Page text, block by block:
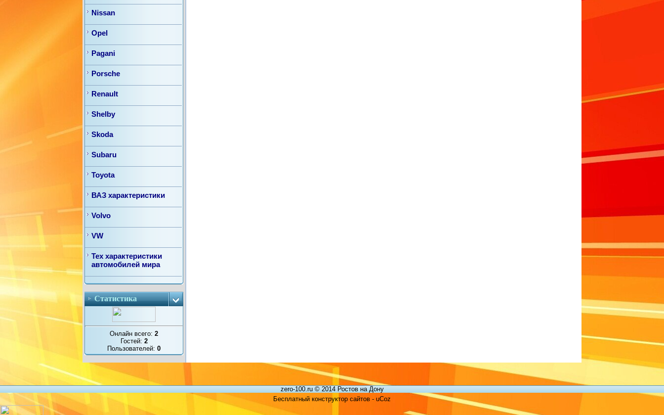
Nissan
Opel
Pagani
Porsche
Renault
Shelby
Skoda
Subaru
Toyota
ВАЗ характеристики
Volvo
VW
Тех характеристики
автомобилей мира
Статистика
Онлайн всего: 2
Гостей: 2
Пользователей: 0
zero-100.ru © 2014 Ростов на Дону
Бесплатный конструктор сайтов - uCoz